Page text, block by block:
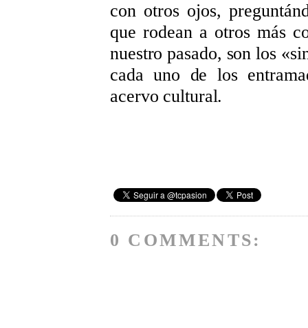
con otros ojos,
que rodean a otros más
nuestro pasado, son los
cada uno de los
acervo cultural.
0 COMMENTS: